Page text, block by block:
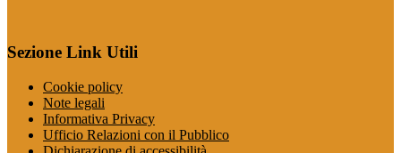
Sezione Link Utili
Cookie policy
Note legali
Informativa Privacy
Ufficio Relazioni con il Pubblico